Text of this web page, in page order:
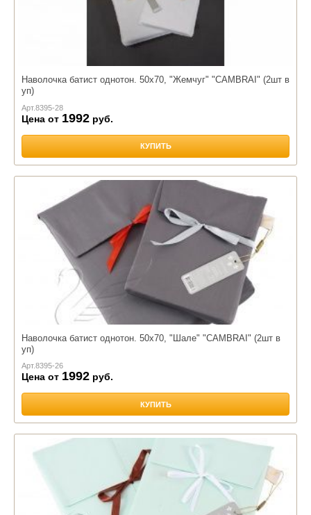
Наволочка батист однотон. 50х70, "Жемчуг" "CAMBRAI" (2шт в
уп)
Арт.8395-28
Цена от 1992 руб.
КУПИТЬ
Наволочка батист однотон. 50х70, "Шале" "CAMBRAI" (2шт в
уп)
Арт.8395-26
Цена от 1992 руб.
КУПИТЬ